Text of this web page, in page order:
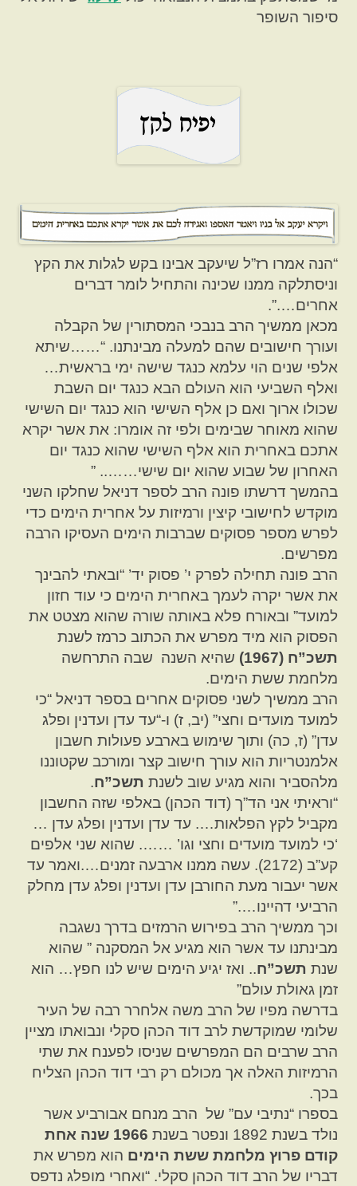
סיפור השופר
“הנה אמרו רז”ל שיעקב אבינו בקש לגלות את הקץ
וניסתלקה ממנו שכינה והתחיל לומר דברים
אחרים….”.
מכאן ממשיך הרב בנבכי המסתורין של הקבלה
ועורך חישובים שהם למעלה מבינתנו. “……שיתא
אלפי שנים הוי עלמא כנגד שישה ימי בראשית…
ואלף השביעי הוא העולם הבא כנגד יום השבת
שכולו ארוך ואם כן אלף השישי הוא כנגד יום השישי
שהוא מאוחר שבימים ולפי זה אומרו: את אשר יקרא
אתכם באחרית הוא אלף השישי שהוא כנגד יום
האחרון של שבוע שהוא יום שישי…….. ”
בהמשך דרשתו פונה הרב לספר דניאל שחלקו השני
מוקדש לחישובי קיצין ורמיזות על אחרית הימים כדי
לפרש מספר פסוקים שברבות הימים העסיקו הרבה
מפרשים.
הרב פונה תחילה לפרק י’ פסוק יד’ “ובאתי להבינך
את אשר יקרה לעמך באחרית הימים כי עוד חזון
למועד” ובאורח פלא באותה שורה שהוא מצטט את
הפסוק הוא מיד מפרש את הכתוב כרמז לשנת
תשכ”ח (1967)
שהיא השנה שבה התרחשה
מלחמת ששת הימים.
הרב ממשיך לשני פסוקים אחרים בספר דניאל “כי
למועד מועדים וחצי” (יב, ז) ו-“עד עדן ועדנין ופלג
עדן” (ז, כה) ותוך שימוש בארבע פעולות חשבון
אלמנטריות הוא עורך חישוב קצר ומורכב שקטוננו
מלהסביר והוא מגיע שוב לשנת תשכ”ח.
“וראיתי אני הד”ך (דוד הכהן) באלפי שזה החשבון
מקביל לקץ הפלאות…. עד עדן ועדנין ופלג עדן …
‘כי למועד מועדים וחצי וגו’ ……. שהוא שני אלפים
קע”ב (2172). עשה ממנו ארבעה זמנים….ואמר עד
אשר יעבור מעת החורבן עדן ועדנין ופלג עדן מחלק
הרביעי דהיינו….”
וכך ממשיך הרב בפירוש הרמזים בדרך נשגבה
מבינתנו עד אשר הוא מגיע אל המסקנה ” שהוא
שנת תשכ”ח.. ואז יגיע הימים שיש לנו חפץ… הוא
זמן גאולת עולם”
בדרשה מפיו של הרב משה אלחרר רבה של העיר
שלומי שמוקדשת לרב דוד הכהן סקלי ונבואתו מציין
הרב שרבים הם המפרשים שניסו לפענח את שתי
הרמיזות האלה אך מכולם רק רבי דוד הכהן הצליח
בכך.
בספרו “נתיבי עם” של הרב מנחם אבורביע אשר
נולד בשנת 1892 ונפטר בשנת
1966 שנה אחת
קודם פרוץ מלחמת ששת הימים הוא מפרש את
דבריו של הרב דוד הכהן סקלי. “ואחרי מופלג נדפס